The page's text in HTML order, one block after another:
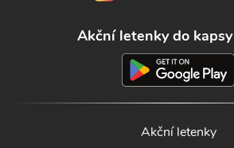
Akční letenky do kapsy
Akční letenky